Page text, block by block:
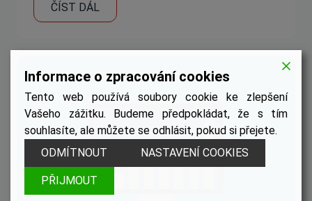
ČÍST DÁL
Informace o zpracování cookies
Tento web používá soubory cookie ke zlepšení
Vašeho zážitku. Budeme předpokládat, že s tím
souhlasíte, ale můžete se odhlásit, pokud si přejete.
ODMÍTNOUT
NASTAVENÍ COOKIES
PŘIJMOUT